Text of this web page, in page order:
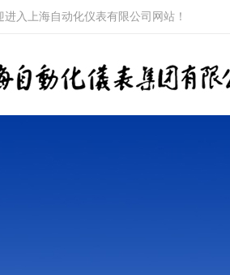
进入上海自动化仪表有限公司网站！